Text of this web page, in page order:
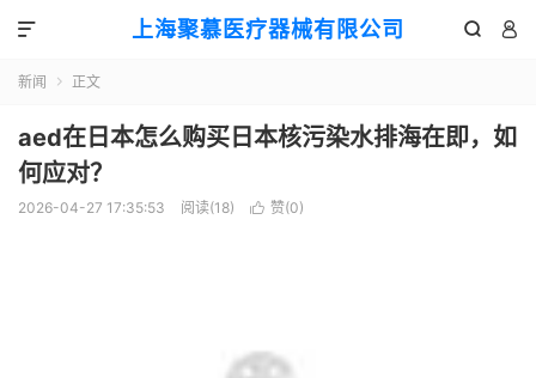
上海聚慕医疗器械有限公司  

新闻  正文
aed在日本怎么购买日本核污染水排海在即，如
何应对？
2026-04-27 17:35:53 阅读(18)  赞(0)